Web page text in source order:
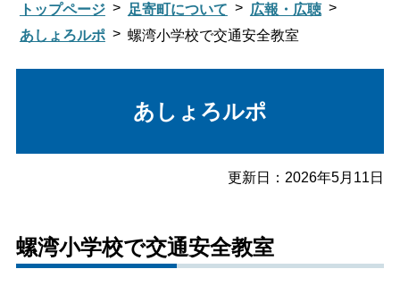
子育て・教育 健康・福祉
トップページ
足寄町について
広報・広聴
あしょろルポ
螺湾小学校で交通安全教室
あしょろルポ
更新日： 2026年5月11日
螺湾小学校で交通安全教室